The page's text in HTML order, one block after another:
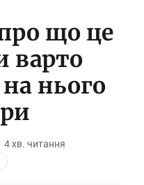
що це
варто
нього
4 хв. читання